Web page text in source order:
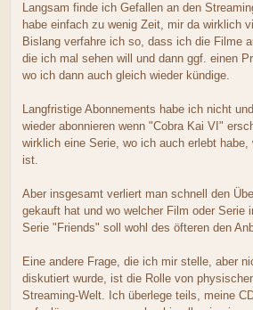
Langsam finde ich Gefallen an den
habe einfach zu wenig Zeit, mir da wirklich
Bislang verfahre ich so, dass ich die Filme
die ich mal sehen will und dann ggf. einen
wo ich dann auch gleich wieder kündige.
Langfristige Abonnements habe ich nicht
wieder abonnieren wenn "Cobra Kai VI"
wirklich eine Serie, wo ich auch erlebt
ist.
Aber insgesamt verliert man schnell den
gekauft hat und wo welcher Film oder Serie
Serie "Friends" soll wohl des öfteren den
Eine andere Frage, die ich mir stelle, aber
diskutiert wurde, ist die Rolle von
Streaming-Welt. Ich überlege teils, meine